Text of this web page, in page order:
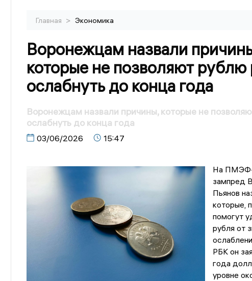
Главная > Экономика
Воронежцам назвали
которые не позволяют рублю
ослабнуть до конца года
Воронежцам назвали причины, которые не
ослабнуть до конца года
03/06/2026 15:47
На
зампред
Пьянов
которые,
помогут
рубля от
РБК он
года
уровне